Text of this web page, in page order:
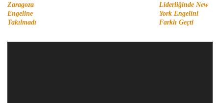
Zaragoza
Engeline
Takılmadı
Liderliğinde New
York Engelini
Farklı Geçti